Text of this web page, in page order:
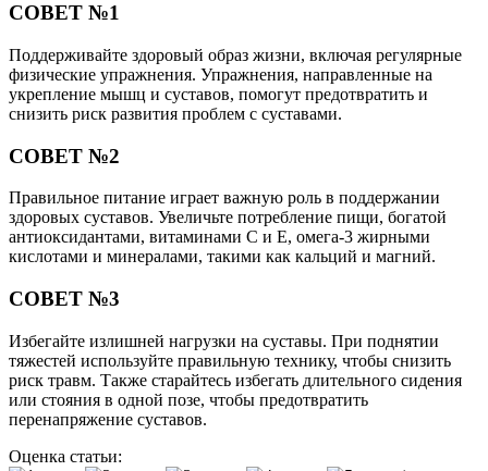
СОВЕТ №1
Поддерживайте здоровый образ жизни, включая регулярные
физические упражнения. Упражнения, направленные на
укрепление мышц и суставов, помогут предотвратить и
снизить риск развития проблем с суставами.
СОВЕТ №2
Правильное питание играет важную роль в поддержании
здоровых суставов. Увеличьте потребление пищи, богатой
антиоксидантами, витаминами С и Е, омега-3 жирными
кислотами и минералами, такими как кальций и магний.
СОВЕТ №3
Избегайте излишней нагрузки на суставы. При поднятии
тяжестей используйте правильную технику, чтобы снизить
риск травм. Также старайтесь избегать длительного сидения
или стояния в одной позе, чтобы предотвратить
перенапряжение суставов.
Оценка статьи: